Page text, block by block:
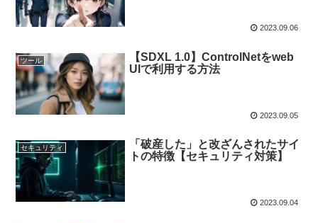
2023.09.06
ツール
【SDXL 1.0】ControlNetをweb
UIで利用する方法
2023.09.05
セキュリティ
「破産した」と改ざんされたサイ
トの特徴【セキュリティ対策】
2023.09.04